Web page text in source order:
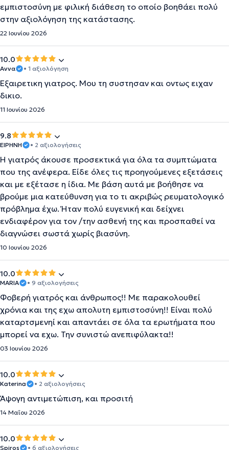
εμπιστοσύνη με φιλική διάθεση το οποίο βοηθάει πολύ
στην αξιολόγηση της κατάστασης.
22 Ιουνίου 2026
10.0
Αννα • 1 αξιολόγηση
Εξαιρετικη γιατρος. Μου τη συστησαν και οντως ειχαν
δικιο.
11 Ιουνίου 2026
9.8
ΕΙΡΗΝΗ • 2 αξιολογήσεις
Η γιατρός άκουσε προσεκτικά για όλα τα συμπτώματα
που της ανέφερα. Είδε όλες τις προηγούμενες εξετάσεις
και με εξέτασε η ίδια. Με βάση αυτά με βοήθησε να
βρούμε μια κατεύθυνση για το τι ακριβώς ρευματολογικό
πρόβλημα έχω. Ήταν πολύ ευγενική και δείχνει
ενδιαφέρον για τον /την ασθενή της και προσπαθεί να
διαγνώσει σωστά χωρίς βιασύνη.
10 Ιουνίου 2026
10.0
MARIA • 9 αξιολογήσεις
Φοβερή γιατρός και άνθρωπος!! Με παρακολουθεί
χρόνια και της εχω απολυτη εμπιστοσύνη!! Είναι πολύ
καταρτσμενηί και απαντάει σε όλα τα ερωτήματα που
μπορεί να εχω. Την συνιστώ ανεπιφύλακτα!!
03 Ιουνίου 2026
10.0
Katerina • 2 αξιολογήσεις
Άψογη αντιμετώπιση, και προσιτή
14 Μαΐου 2026
10.0
Spiros • 6 αξιολογήσεις